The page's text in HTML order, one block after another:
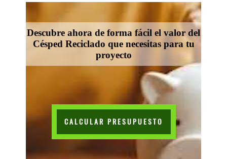
Descubre ahora de forma fácil el valor del
Césped Reciclado que necesitas para tu
proyecto
CALCULAR PRESUPUESTO